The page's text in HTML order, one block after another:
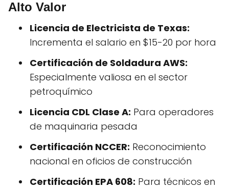
Alto Valor
Licencia de Electricista de Texas:
Incrementa el salario en $15-20 por hora
Certificación de Soldadura AWS:
Especialmente valiosa en el sector
petroquímico
Licencia CDL Clase A: Para operadores
de maquinaria pesada
Certificación NCCER: Reconocimiento
nacional en oficios de construcción
Certificación EPA 608: Para técnicos en